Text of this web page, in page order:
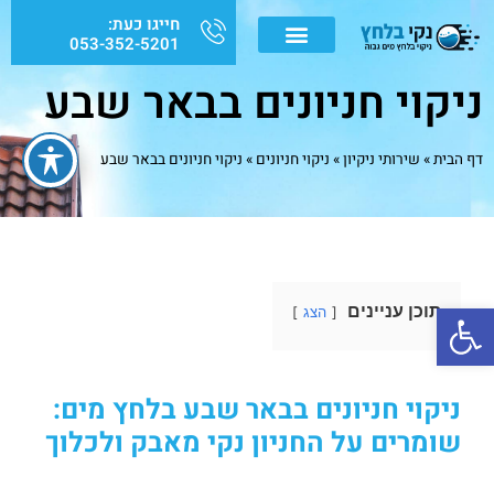
פתח סרגל נגישות
חייגו כעת:
053-352-5201
ניקוי חניונים בבאר שבע
דף הבית» שירותי ניקיון» ניקוי חניונים » ניקוי חניונים בבאר שבע
תוכן עניינים הצג
ניקוי חניונים בבאר שבע בלחץ מים:
שומרים על החניון נקי מאבק ולכלוך